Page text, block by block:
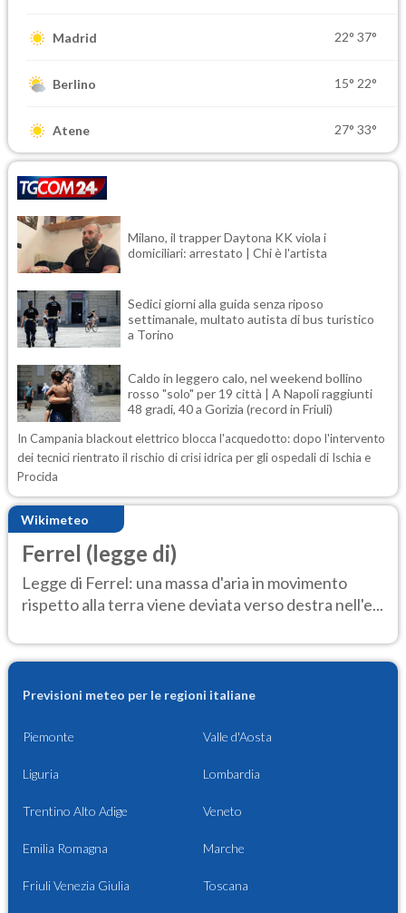
Madrid 22° 37°
Berlino 15° 22°
Atene 27° 33°
Milano, il trapper Daytona KK viola i
domiciliari: arrestato | Chi è l'artista
Sedici giorni alla guida senza riposo
settimanale, multato autista di bus turistico
a Torino
Caldo in leggero calo, nel weekend bollino
rosso "solo" per 19 città | A Napoli raggiunti
48 gradi, 40 a Gorizia (record in Friuli)
In Campania blackout elettrico blocca l'acquedotto: dopo l'intervento
dei tecnici rientrato il rischio di crisi idrica per gli ospedali di Ischia e
Procida
Wikimeteo
Ferrel (legge di)
Legge di Ferrel: una massa d'aria in movimento
rispetto alla terra viene deviata verso destra nell'e...
Previsioni meteo per le regioni italiane
Piemonte Valle d'Aosta
Liguria Lombardia
Trentino Alto Adige Veneto
Emilia Romagna Marche
Friuli Venezia Giulia Toscana